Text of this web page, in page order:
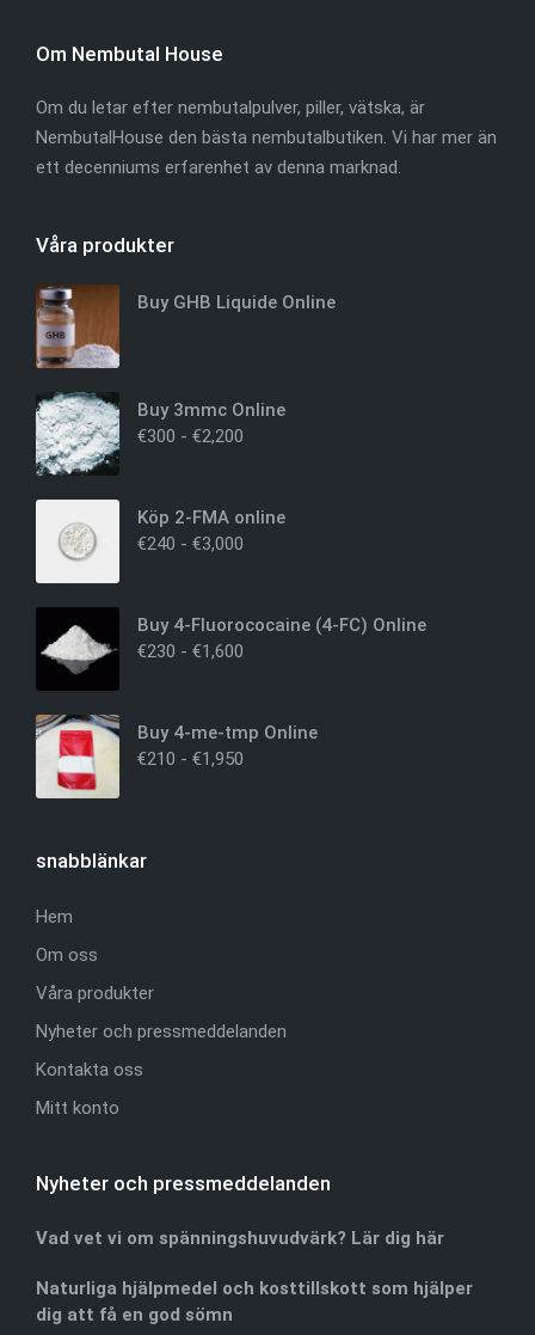
Om Nembutal House
Om du letar efter nembutalpulver, piller, vätska, är
NembutalHouse den bästa nembutalbutiken. Vi har mer än
ett decenniums erfarenhet av denna marknad.
Våra produkter
Buy GHB Liquide Online
Buy 3mmc Online
€300 - €2,200
Köp 2-FMA online
€240 - €3,000
Buy 4-Fluorococaine (4-FC) Online
€230 - €1,600
Buy 4-me-tmp Online
€210 - €1,950
snabblänkar
Hem
Om oss
Våra produkter
Nyheter och pressmeddelanden
Kontakta oss
Mitt konto
Nyheter och pressmeddelanden
Vad vet vi om spänningshuvudvärk? Lär dig här
Naturliga hjälpmedel och kosttillskott som hjälper
dig att få en god sömn